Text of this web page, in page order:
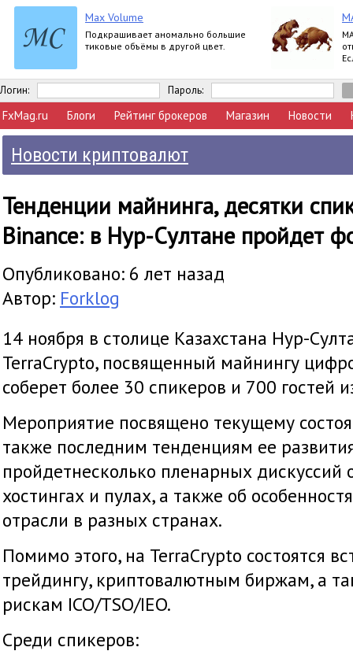
Max Volume
Подкрашивает аномально большие
тиковые объёмы в другой цвет.
Логин: Пароль:
FxMag.ru Блоги Рейтинг брокеров Магазин Новости
Новости криптовалют
Тенденции майнинга, десятки
Binance: в Нур-Султане пройдет
Опубликовано: 6 лет назад
Автор: Forklog
14 ноября в столице Казахстана Нур-
TerraCrypto, посвященный майнингу
соберет более 30 спикеров и 700 гостей
Мероприятие посвящено текущему
также последним тенденциям ее
пройдетнесколько пленарных дискуссий
хостингах и пулах, а также об
отрасли в разных странах.
Помимо этого, на TerraCrypto состоятся
трейдингу, криптовалютным биржам, а
рискам ICO/TSO/IEO.
Среди спикеров: